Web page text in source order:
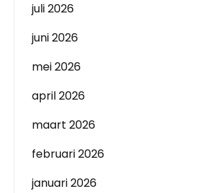
juli 2026
juni 2026
mei 2026
april 2026
maart 2026
februari 2026
januari 2026